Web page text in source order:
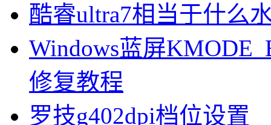
酷睿ultra7相当于什么
Windows蓝屏
修复教程
罗技g402dpi档位设置